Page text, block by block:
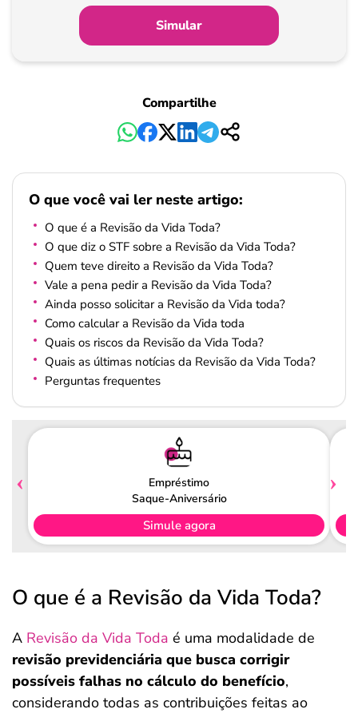
Simular
Compartilhe
O que você vai ler neste artigo:
O que é a Revisão da Vida Toda?
O que diz o STF sobre a Revisão da Vida Toda?
Quem teve direito a Revisão da Vida Toda?
Vale a pena pedir a Revisão da Vida Toda?
Ainda posso solicitar a Revisão da Vida toda?
Como calcular a Revisão da Vida toda
Quais os riscos da Revisão da Vida Toda?
Quais as últimas notícias da Revisão da Vida Toda?
Perguntas frequentes
Empréstimo
Saque-Aniversário
Simule agora
O que é a Revisão da Vida Toda?
A Revisão da Vida Toda é uma modalidade de
revisão previdenciária que busca corrigir
possíveis falhas no cálculo do benefício,
considerando todas as contribuições feitas ao